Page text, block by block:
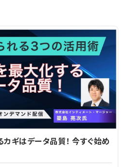
ギはデータ品質！ 今すぐ始め